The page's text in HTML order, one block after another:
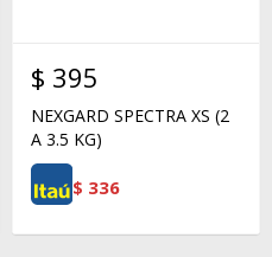
$ 395
NEXGARD SPECTRA XS (2
A 3.5 KG)
$ 336